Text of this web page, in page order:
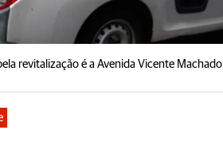
revitalização é a Avenida Vicente